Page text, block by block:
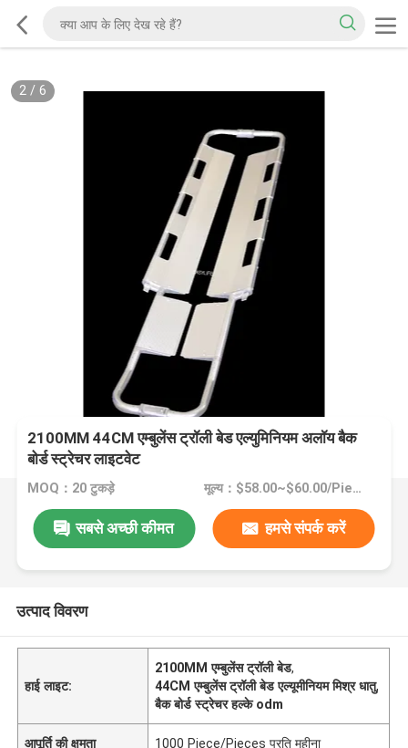
2/ 6
2100MM 44CM एम्बुलेंस ट्रॉली बेड एल्युमिनियम अलॉय बैक
बोर्ड स्ट्रेचर लाइटवेट
MOQ：20 टुकड़े मूल्य：$58.00~$60.00/Pieces >=20 Pieces
सबसे अच्छी कीमत हमसे संपर्क करें
उत्पाद विवरण
हाई लाइट:
2100MM एम्बुलेंस ट्रॉली बेड,
44CM एम्बुलेंस ट्रॉली बेड एल्यूमीनियम मिश्र धातु,
बैक बोर्ड स्ट्रेचर हल्के odm
आपूर्ति की क्षमता 1000 Piece/Pieces प्रति महीना